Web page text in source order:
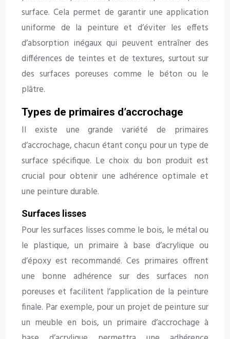
surface. Cela permet de garantir une application
uniforme de la peinture et d’éviter les effets
d’absorption inégaux qui peuvent entraîner des
différences de teintes et de textures, surtout sur
des surfaces poreuses comme le béton ou le
plâtre.
Types de primaires d’accrochage
Il existe une grande variété de primaires
d’accrochage, chacun étant conçu pour un type de
surface spécifique. Le choix du bon produit est
crucial pour obtenir une adhérence optimale et
une peinture durable.
Surfaces lisses
Pour les surfaces lisses comme le bois, le métal ou
le plastique, un primaire à base d’acrylique ou
d’époxy est recommandé. Ces primaires offrent
une bonne adhérence sur des surfaces non
poreuses et facilitent l’application de la peinture
finale. Par exemple, pour un projet de peinture sur
un meuble en bois, un primaire d’accrochage à